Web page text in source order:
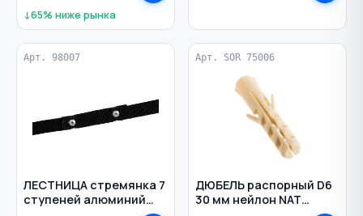
↓65% ниже рынка
Арт. 98007
ЛЕСТНИЦА стремянка 7
ступеней алюминий
Арт. SOR 75006
ДЮБЕЛЬ распорный D6
30 мм нейлон NAT